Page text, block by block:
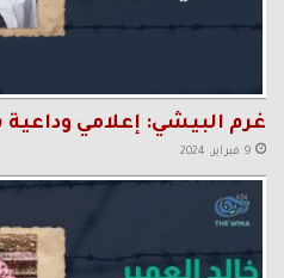
غرم البيشي: إعلامي
9 فبراير، 2024